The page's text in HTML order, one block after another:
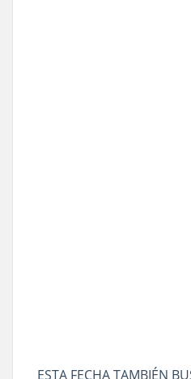
ESTA FECHA TAMBIÉN